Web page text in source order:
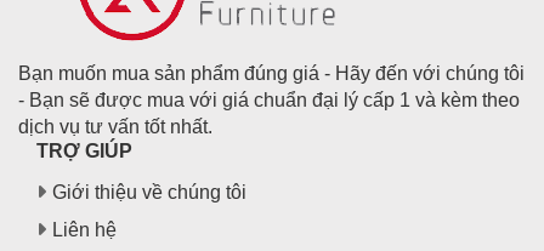
Bạn muốn mua sản phẩm đúng giá - Hãy đến với chúng tôi
- Bạn sẽ được mua với giá chuẩn đại lý cấp 1 và kèm theo
dịch vụ tư vấn tốt nhất.
TRỢ GIÚP
Giới thiệu về chúng tôi
Liên hệ